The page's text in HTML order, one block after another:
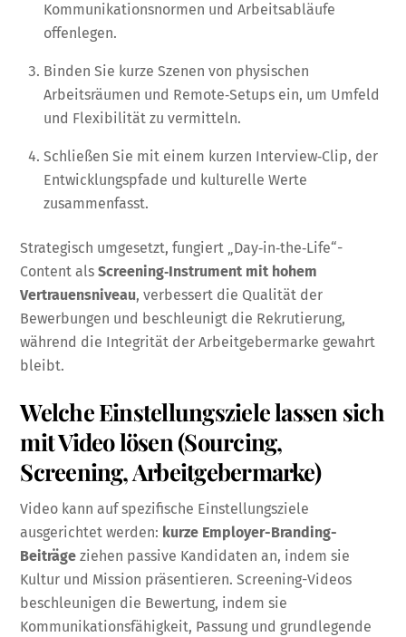
Kommunikationsnormen und Arbeitsabläufe
offenlegen.
Binden Sie kurze Szenen von physischen
Arbeitsräumen und Remote‑Setups ein, um Umfeld
und Flexibilität zu vermitteln.
Schließen Sie mit einem kurzen Interview‑Clip, der
Entwicklungspfade und kulturelle Werte
zusammenfasst.
Strategisch umgesetzt, fungiert „Day‑in‑the‑Life“-
Content alsScreening‑Instrument mit hohem
Vertrauensniveau, verbessert die Qualität der
Bewerbungen und beschleunigt die Rekrutierung,
während die Integrität der Arbeitgebermarke gewahrt
bleibt.
Welche Einstellungsziele lassen sich
mit Video lösen (Sourcing,
Screening, Arbeitgebermarke)
Video kann auf spezifische Einstellungsziele
ausgerichtet werden: kurze Employer-Branding-
Beiträge ziehen passive Kandidaten an, indem sie
Kultur und Mission präsentieren. Screening-Videos
beschleunigen die Bewertung, indem sie
Kommunikationsfähigkeit, Passung und grundlegende